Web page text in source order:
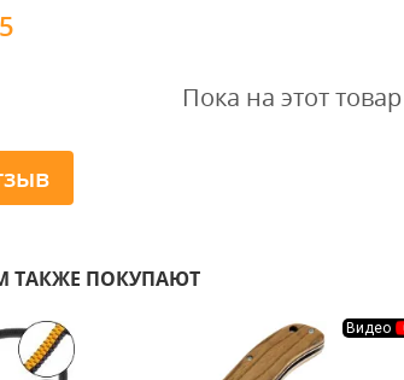
Пока на этот
ТАКЖЕ ПОКУПАЮТ
Видео